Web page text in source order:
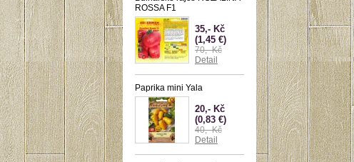
ROSSA F1
35,- Kč
(1,45 €)
70,- Kč
Detail
Paprika mini Yala
20,- Kč
(0,83 €)
40,- Kč
Detail